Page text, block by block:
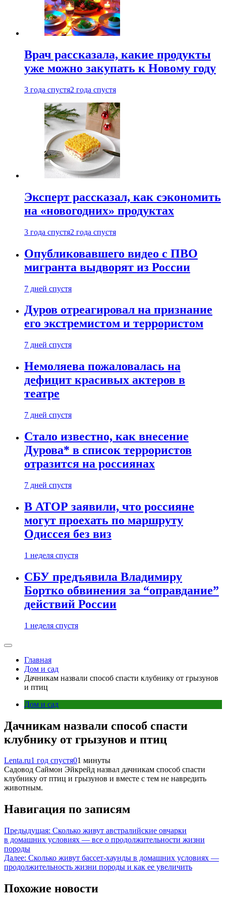
Врач рассказала, какие продукты
уже можно закупать к Новому году
3 года спустя2 года спустя
Эксперт рассказал, как сэкономить
на «новогодних» продуктах
3 года спустя2 года спустя
Опубликовавшего видео с ПВО
мигранта выдворят из России
7 дней спустя
Дуров отреагировал на признание
его экстремистом и террористом
7 дней спустя
Немоляева пожаловалась на
дефицит красивых актеров в
театре
7 дней спустя
Стало известно, как внесение
Дурова* в список террористов
отразится на россиянах
7 дней спустя
В АТОР заявили, что россияне
могут проехать по маршруту
Одиссея без виз
1 неделя спустя
СБУ предъявила Владимиру
Бортко обвинения за “оправдание”
действий России
1 неделя спустя
Главная
Дом и сад
Дачникам назвали способ спасти клубнику от грызунов
и птиц
Дом и сад
Дачникам назвали способ спасти
клубнику от грызунов и птиц
Lenta.ru1 год спустя01 минуты
Садовод Саймон Эйкрейд назвал дачникам способ спасти
клубнику от птиц и грызунов и вместе с тем не навредить
животным.
Навигация по записям
Предыдущая: Сколько живут австралийские овчарки
в домашних условиях — все о продолжительности жизни
породы
Далее: Сколько живут бассет-хаунды в домашних условиях —
продолжительность жизни породы и как ее увеличить
Похожие новости